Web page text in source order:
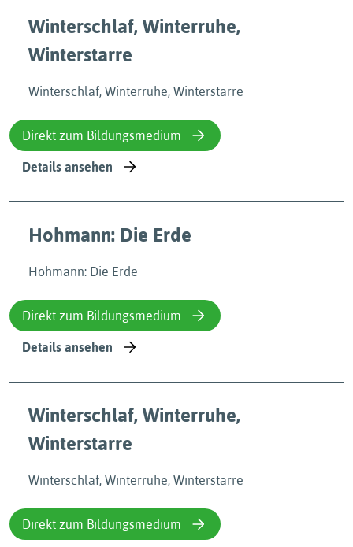
Winterschlaf, Winterruhe,
Winterstarre
Winterschlaf, Winterruhe, Winterstarre
Direkt zum Bildungsmedium
Details ansehen
Hohmann: Die Erde
Hohmann: Die Erde
Direkt zum Bildungsmedium
Details ansehen
Winterschlaf, Winterruhe,
Winterstarre
Winterschlaf, Winterruhe, Winterstarre
Direkt zum Bildungsmedium